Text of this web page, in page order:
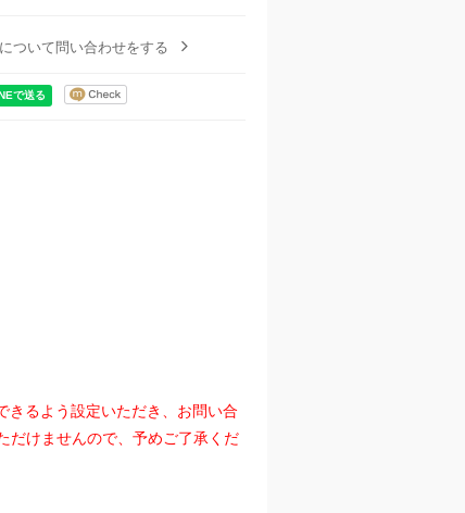
ついて問い合わせをする
きるよう設定いただき、お問い合
だけませんので、予めご了承くだ